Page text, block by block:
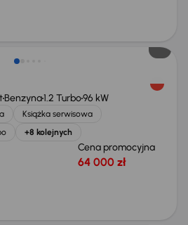
Benzyna1.2 Turbo96 kW
Książka serwisowa
+8 kolejnych
Cena promocyjna
64 000 zł
999 zł